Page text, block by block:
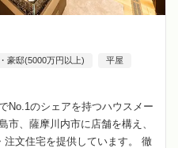
豪邸(5000万円以上) 平屋
No.1のシェアを持つハウスメー
市、薩摩川内市に店舗を構え、
注文住宅を提供しています。 徹